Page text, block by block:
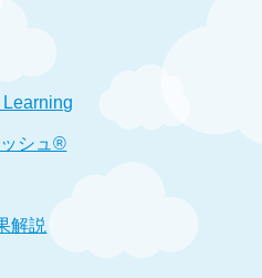
シュ®
解説